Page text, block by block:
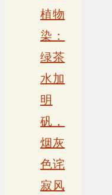
植物
染：
绿茶
水加
明
矾，
烟灰
色诧
寂风